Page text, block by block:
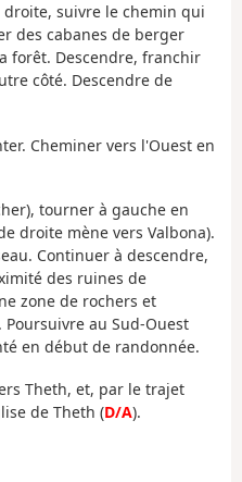
suivre le chemin qui
des cabanes de berger
forêt. Descendre, franchir
côté. Descendre de
Cheminer vers l'Ouest en
tourner à gauche en
droite mène vers Valbona).
Continuer à descendre,
des ruines de
zone de rochers et
au Sud-Ouest
en début de randonnée.
Theth, et, par le trajet
de Theth (D/A).